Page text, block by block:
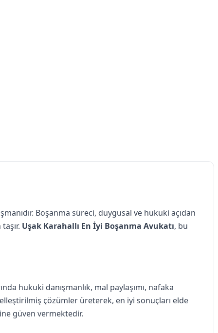
Boşanma süreci, duygusal ve hukuki açıdan
Uşak Karahallı En İyi Boşanma Avukatı, bu
hukuki danışmanlık, mal paylaşımı, nafaka
çözümler üreterek, en iyi sonuçları elde
güven vermektedir.